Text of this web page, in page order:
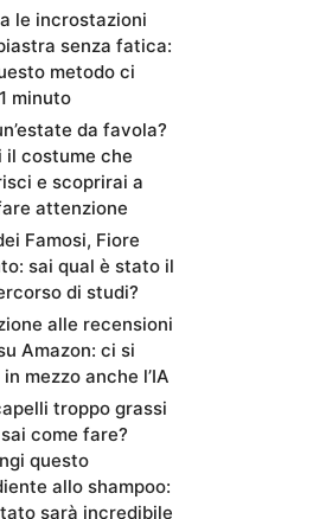
le incrostazioni
senza fatica:
metodo ci
minuto
da favola?
il costume che
e scoprirai a
attenzione
Famosi, Fiore
sai qual è stato il
di studi?
alle recensioni
Amazon: ci si
mezzo anche l’IA
troppo grassi
come fare?
questo
allo shampoo:
sarà incredibile